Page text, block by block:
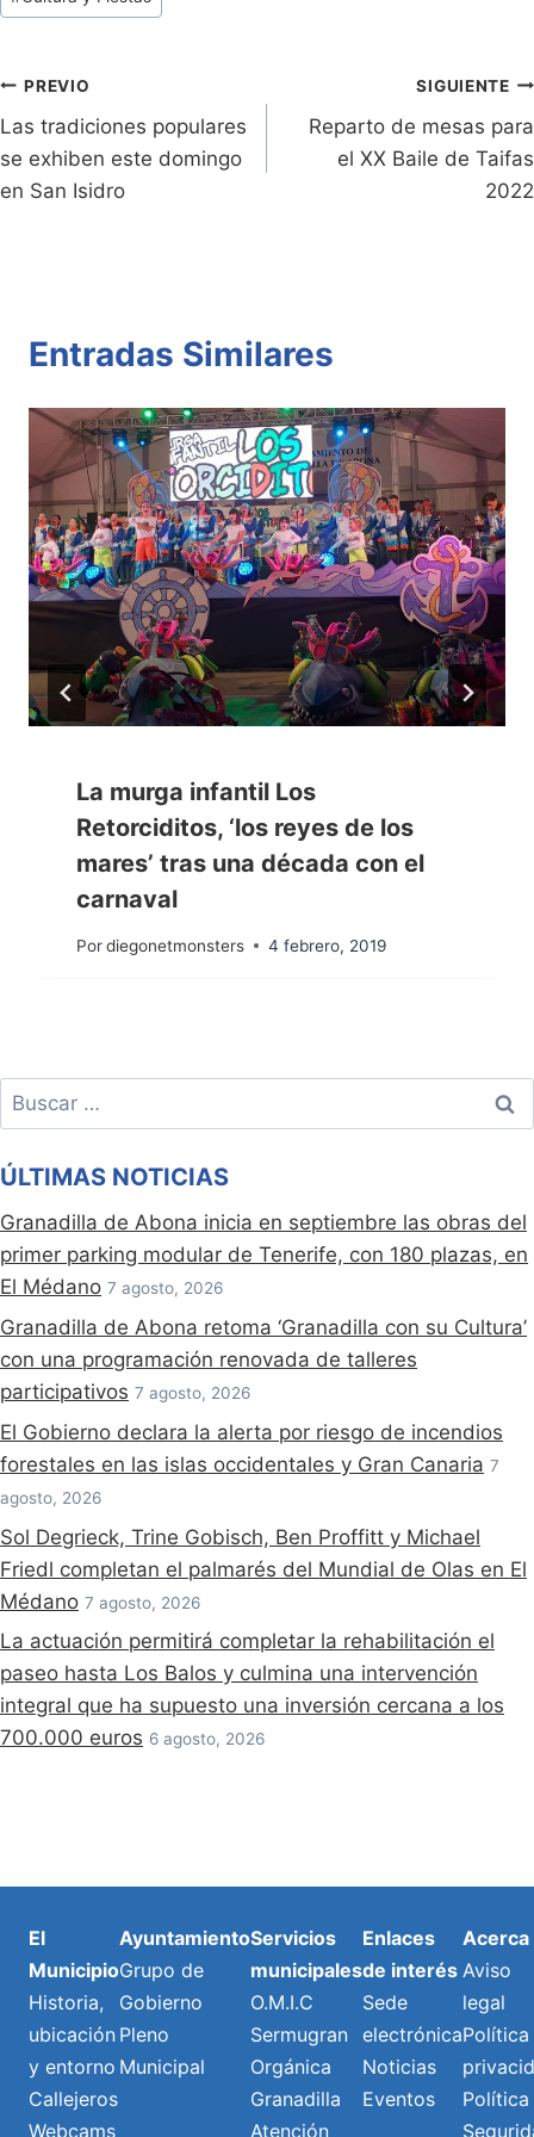
ri
dl
y
y
k p
de
Navegación
de
entradas
PREVIO
Las tradiciones populares
se exhiben este domingo
en San Isidro
SIGUIENTE
Reparto de mesas para
el XX Baile de Taifas
2022
Entradas Similares
La murga infantil Los
Retorciditos, ‘los reyes de los
mares’ tras una década con el
carnaval
Pordiegonetmonsters 4 febrero, 2019
Buscar:
ÚLTIMAS NOTICIAS
Granadilla de Abona inicia en septiembre las obras del
primer parking modular de Tenerife, con 180 plazas, en
El Médano 7 agosto, 2026
Granadilla de Abona retoma ‘Granadilla con su Cultura’
con una programación renovada de talleres
participativos 7 agosto, 2026
El Gobierno declara la alerta por riesgo de incendios
forestales en las islas occidentales y Gran Canaria 7
agosto, 2026
Sol Degrieck, Trine Gobisch, Ben Proffitt y Michael
Friedl completan el palmarés del Mundial de Olas en El
Médano 7 agosto, 2026
La actuación permitirá completar la rehabilitación el
paseo hasta Los Balos y culmina una intervención
integral que ha supuesto una inversión cercana a los
700.000 euros 6 agosto, 2026
El
Municipio
Historia,
ubicación
y entorno
Callejeros
Webcams
Ayuntamiento
Grupo de
Gobierno
Pleno
Municipal
Servicios
municipales
O.M.I.C
Sermugran
Orgánica
Granadilla
Atención
Enlaces
de interés
Sede
electrónica
Noticias
Eventos
Acerca
Aviso
legal
Política
Política